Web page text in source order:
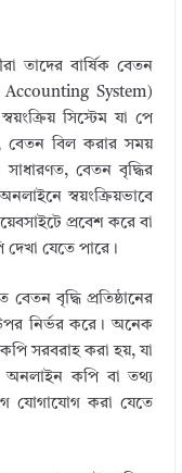
তাদের বার্ষিক বেতন
System)
সিস্টেম যা পে
বেতন বিল করার সময়
সাধারণত, বেতন বৃদ্ধির
স্বয়ংক্রিয়ভাবে
প্রবেশ করে বা
যেতে পারে।
বৃদ্ধি প্রতিষ্ঠানের
নির্ভর করে। অনেক
সরবরাহ করা হয়, যা
অনলাইন কপি বা তথ্য
যোগাযোগ করা যেতে